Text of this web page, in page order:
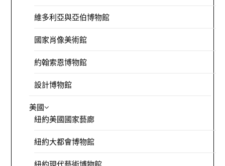
維多利亞與亞伯博物館
國家肖像美術館
約翰索恩博物館
設計博物館
美國
紐約美國國家藝廊
紐約大都會博物館
紐約現代藝術博物館